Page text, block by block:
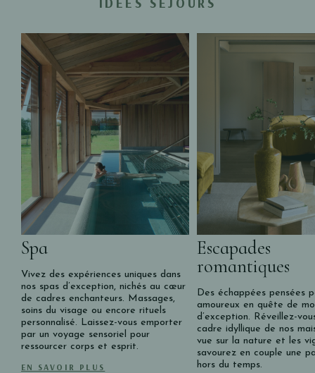
Spa
Vivez des expériences uniques dans
nos spas d’exception, nichés au cœur
de cadres enchanteurs. Massages,
soins du visage ou encore rituels
personnalisé. Laissez-vous emporter
par un voyage sensoriel pour
ressourcer corps et esprit.
EN SAVOIR PLUS
Escapades
romantiques
Des échappées pensées
amoureux en quête de
d’exception. Réveillez-
cadre idyllique de nos
vue sur la nature et les
savourez en couple une
hors du temps.